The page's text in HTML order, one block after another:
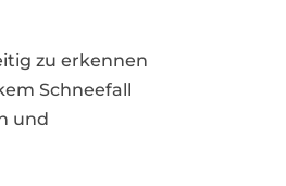
zu erkennen
Schneefall
und